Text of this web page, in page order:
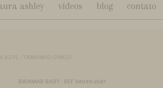
ashley vídeos blog contato
BIRAMAR BABY - REF 34049-2587